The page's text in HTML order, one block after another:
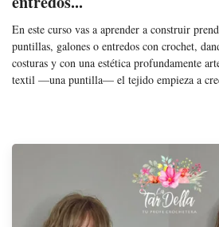
En este curso vas a aprender a construir
puntillas, galones o entredos con crochet,
costuras y con una estética profundamente
textil —una puntilla— el tejido empieza a